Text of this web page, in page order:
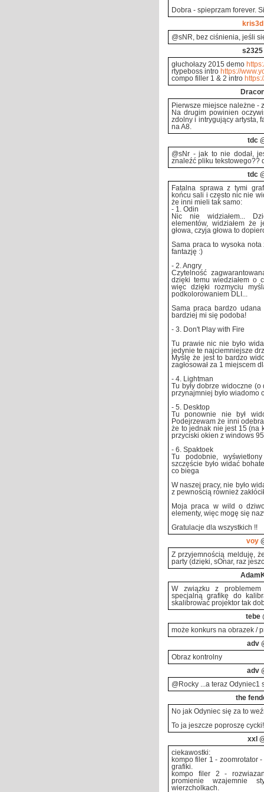
Dobra - spieprzam forever.
kris3d
@sNR, bez ciśnienia, jeśli
s2325
głuchołazy 2015 demo
rtypeboss intro https://
compo filler 1 & 2 intro
Pierwsze miejsce należne -
Na drugim powinien
zdolny i intrygujący artysta,
na A8.
tdc
@sNr - jak to nie dodał,
znaleźć pliku tekstowego??
tdc
Fatalna sprawa z tymi
końcu sali i często nic nie
że inni mieli tak samo:
- 1. Odin
Nic nie widziałem...
elementów, widziałem
głowa, czyja głowa to
Sama praca to wysoka nota
fantazję :)
- 2. Angry
Czytelność
dzięki temu wiedziałem o
więc dzięki rozmyciu
podkolorowaniem DLI...
Sama praca bardzo
bardziej mi się podoba!
- 3. Don't Play with Fire
Tu prawie nic nie było
jedynie te najciemniejsze
Myślę że jest to bardzo
zagłosował za 1 miejscem
- 4. Lightman
Tu były dobrze widoczne
przynajmniej było wiadomo
- 5. Desktop
Tu ponownie nie był
Podejrzewam że inni
że to jednak nie jest 15 (na
przyciski okien z windows
- 6. Spaktoek
Tu podobnie,
szczęście było widać
co biega
W naszej pracy, nie było
z pewnością również
Moja praca w wild o
elementy, więc mogę się
Gratulacje dla wszystkich !!
voy
Z przyjemnością melduję,
party (dzięki, sOnar, raz
W związku z problemem
specjalną grafikę do
skalibrować projektor tak
tebe
może konkurs na obrazek /
adv
Obraz kontrolny
adv
@Rocky ...a teraz Odyniec1
the
No jak Odyniec się za to
To ja jeszcze poproszę
xxl
ciekawostki:
kompo filer 1 - zoomrotator
grafiki.
kompo filer 2 -
promienie wzajemnie
wierzcholkach.